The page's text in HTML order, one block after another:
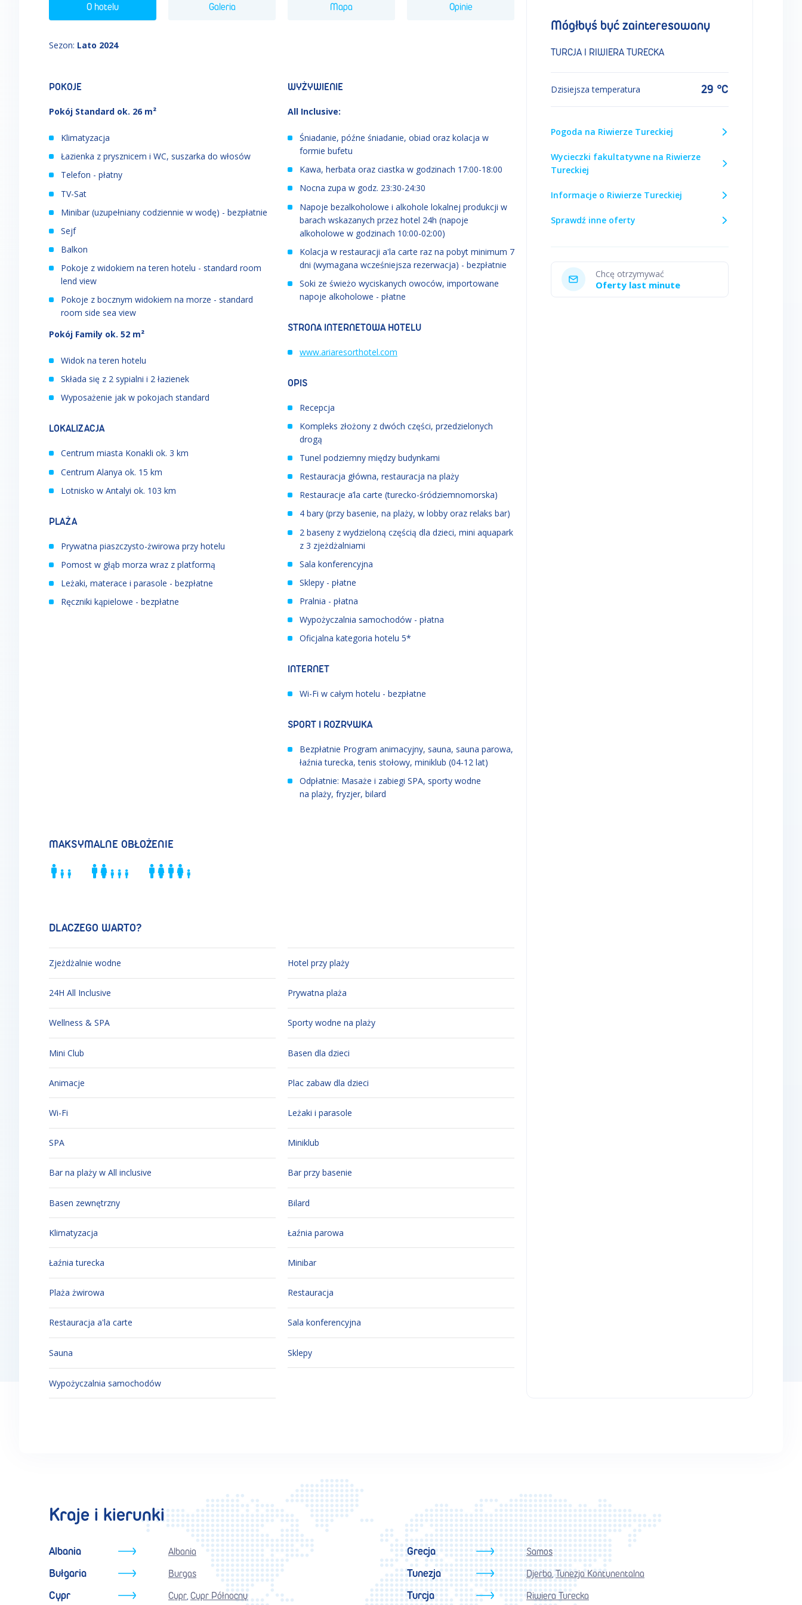
O hotelu Galeria Mapa Opinie
Sezon: Lato 2024
POKOJE
Pokój Standard ok. 26 m²
Klimatyzacja
Łazienka z prysznicem i WC, suszarka do włosów
Telefon - płatny
TV-Sat
Minibar (uzupełniany codziennie w wodę) - bezpłatnie
Sejf
Balkon
Pokoje z widokiem na teren hotelu - standard room
lend view
Pokoje z bocznym widokiem na morze - standard
room side sea view
Pokój Family ok. 52 m²
Widok na teren hotelu
Składa się z 2 sypialni i 2 łazienek
Wyposażenie jak w pokojach standard
LOKALIZACJA
Centrum miasta Konakli ok. 3 km
Centrum Alanya ok. 15 km
Lotnisko w Antalyi ok. 103 km
PLAŻA
Prywatna piaszczysto-żwirowa przy hotelu
Pomost w głąb morza wraz z platformą
Leżaki, materace i parasole - bezpłatne
Ręczniki kąpielowe - bezpłatne
WYŻYWIENIE
All Inclusive:
Śniadanie, późne śniadanie, obiad oraz kolacja w
formie bufetu
Kawa, herbata oraz ciastka w godzinach 17:00-18:00
Nocna zupa w godz. 23:30-24:30
Napoje bezalkoholowe i alkohole lokalnej produkcji w
barach wskazanych przez hotel 24h (napoje
alkoholowe w godzinach 10:00-02:00)
Kolacja w restauracji a'la carte raz na pobyt minimum 7
dni (wymagana wcześniejsza rezerwacja) - bezpłatnie
Soki ze świeżo wyciskanych owoców, importowane
napoje alkoholowe - płatne
STRONA INTERNETOWA HOTELU
www.ariaresorthotel.com
OPIS
Recepcja
Kompleks złożony z dwóch części, przedzielonych
drogą
Tunel podziemny między budynkami
Restauracja główna, restauracja na plaży
Restauracje a’la carte (turecko-śródziemnomorska)
4 bary (przy basenie, na plaży, w lobby oraz relaks bar)
2 baseny z wydzieloną częścią dla dzieci, mini aquapark
z 3 zjeżdżalniami
Sala konferencyjna
Sklepy - płatne
Pralnia - płatna
Wypożyczalnia samochodów - płatna
Oficjalna kategoria hotelu 5*
INTERNET
Wi-Fi w całym hotelu - bezpłatne
SPORT I ROZRYWKA
Bezpłatnie Program animacyjny, sauna, sauna parowa,
łaźnia turecka, tenis stołowy, miniklub (04-12 lat)
Odpłatnie: Masaże i zabiegi SPA, sporty wodne
na plaży, fryzjer, bilard
MAKSYMALNE OBŁOŻENIE
DLACZEGO WARTO?
Zjeżdżalnie wodne Hotel przy plaży
24H All Inclusive Prywatna plaża
Wellness & SPA Sporty wodne na plaży
Mini Club Basen dla dzieci
Animacje Plac zabaw dla dzieci
Wi-Fi Leżaki i parasole
SPA Miniklub
Bar na plaży w All inclusive Bar przy basenie
Basen zewnętrzny Bilard
Klimatyzacja Łaźnia parowa
Łaźnia turecka Minibar
Plaża żwirowa Restauracja
Restauracja a'la carte Sala konferencyjna
Sauna Sklepy
Wypożyczalnia samochodów
Mógłbyś być zainteresowany
TURCJA I RIWIERA TURECKA
Dzisiejsza temperatura 29 °C
Pogoda na Riwierze Tureckiej
Wycieczki fakultatywne na Riwierze
Tureckiej
Informacje o Riwierze Tureckiej
Sprawdź inne oferty
Chcę otrzymywać
Oferty last minute
Kraje i kierunki
Albania Albania
Bułgaria Burgas
Cypr Cypr, Cypr Północny
Grecja Samos
Tunezja Djerba,Tunezja Kontynentalna
Turcja Riwiera Turecka